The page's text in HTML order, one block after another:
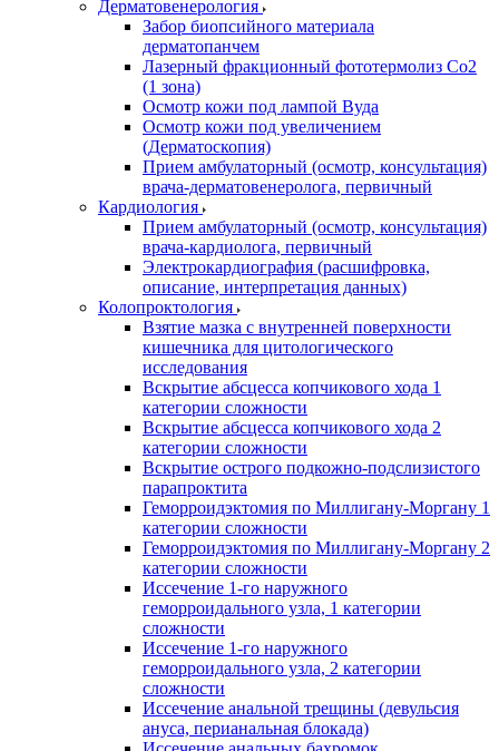
Дерматовенерология
Забор биопсийного материала
дерматопанчем
Лазерный фракционный фототермолиз Со2
(1 зона)
Осмотр кожи под лампой Вуда
Осмотр кожи под увеличением
(Дерматоскопия)
Прием амбулаторный (осмотр, консультация)
врача-дерматовенеролога, первичный
Кардиология
Прием амбулаторный (осмотр, консультация)
врача-кардиолога, первичный
Электрокардиография (расшифровка,
описание, интерпретация данных)
Колопроктология
Взятие мазка с внутренней поверхности
кишечника для цитологического
исследования
Вскрытие абсцесса копчикового хода 1
категории сложности
Вскрытие абсцесса копчикового хода 2
категории сложности
Вскрытие острого подкожно-подслизистого
парапроктита
Геморроидэктомия по Миллигану-Моргану 1
категории сложности
Геморроидэктомия по Миллигану-Моргану 2
категории сложности
Иссечение 1-го наружного
геморроидального узла, 1 категории
сложности
Иссечение 1-го наружного
геморроидального узла, 2 категории
сложности
Иссечение анальной трещины (девульсия
ануса, перианальная блокада)